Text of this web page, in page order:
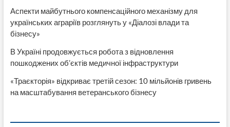
Аспекти майбутнього компенсаційного механізму для
українських аграріїв розглянуть у «Діалозі влади та
бізнесу»
В Україні продовжується робота з відновлення
пошкоджених об’єктів медичної інфраструктури
«Траєкторія» відкриває третій сезон: 10 мільйонів гривень
на масштабування ветеранського бізнесу